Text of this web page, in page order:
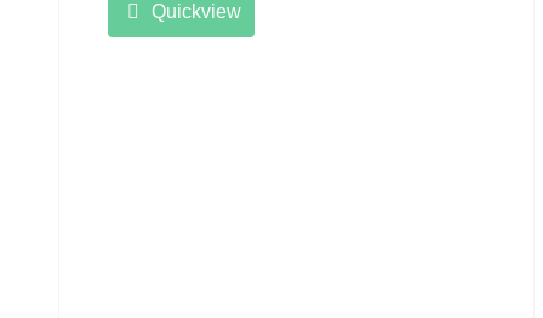
Quickview